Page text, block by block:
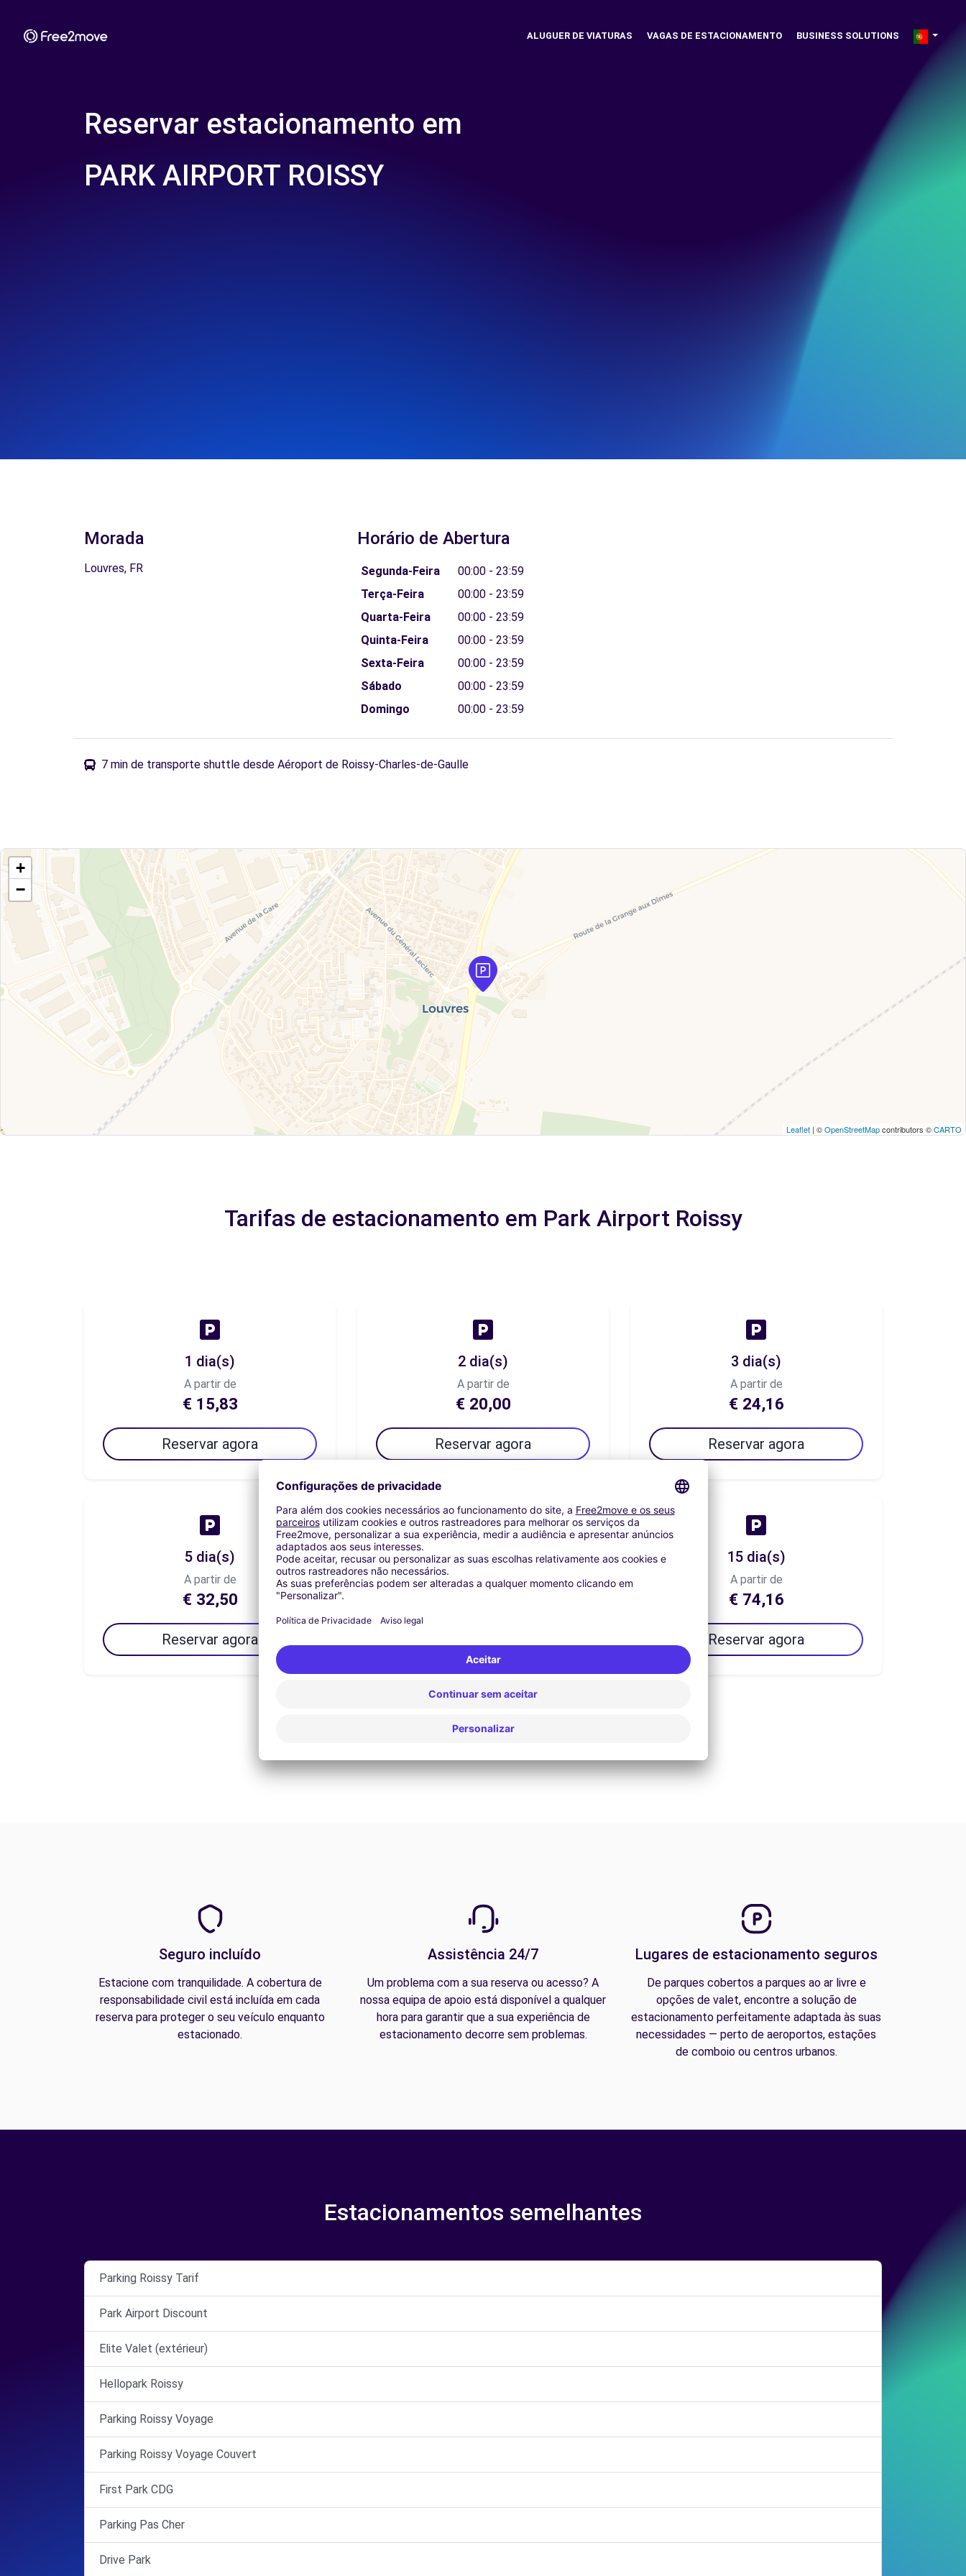
ALUGUER DE VIATURAS VAGAS DE ESTACIONAMENTO BUSINESS SOLUTIONS
Reservar estacionamento em
PARK AIRPORT ROISSY
Morada
Louvres, FR
Horário de Abertura
Segunda-Feira
00:00 - 23:59
Terça-Feira
00:00 - 23:59
Quarta-Feira
00:00 - 23:59
Quinta-Feira
00:00 - 23:59
Sexta-Feira
00:00 - 23:59
Sábado
00:00 - 23:59
Domingo
00:00 - 23:59
7 min de transporte shuttle desde Aéroport de Roissy-Charles-de-Gaulle
+
−
Leaflet | ©OpenStreetMapcontributors ©CARTO
Tarifas de estacionamento em Park Airport Roissy
1 dia(s)
A partir de
€ 15,83
Reservar agora
2 dia(s)
A partir de
€ 20,00
Reservar agora
3 dia(s)
A partir de
€ 24,16
Reservar agora
5 dia(s)
A partir de
€ 32,50
Reservar agora
7 dia(s)
A partir de
15 dia(s)
A partir de
€ 74,16
Reservar agora
Seguro incluído
Estacione com tranquilidade. A cobertura de
responsabilidade civil está incluída em cada
reserva para proteger o seu veículo enquanto
estacionado.
Assistência 24/7
Um problema com a sua reserva ou acesso? A
nossa equipa de apoio está disponível a qualquer
hora para garantir que a sua experiência de
estacionamento decorre sem problemas.
Lugares de estacionamento seguros
De parques cobertos a parques ao ar livre e
opções de valet, encontre a solução de
estacionamento perfeitamente adaptada às suas
necessidades — perto de aeroportos, estações
de comboio ou centros urbanos.
Estacionamentos semelhantes
Parking Roissy Tarif
Park Airport Discount
Elite Valet (extérieur)
Hellopark Roissy
Parking Roissy Voyage
Parking Roissy Voyage Couvert
First Park CDG
Parking Pas Cher
Drive Park